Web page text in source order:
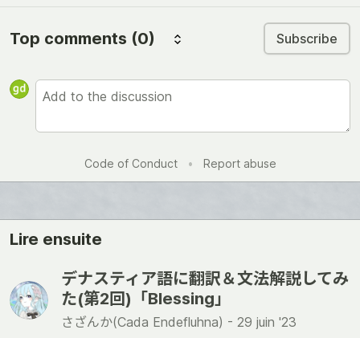
Top comments (0) Subscribe
Code of Conduct • Report abuse
Lire ensuite
デナスティア語に翻訳＆文法解説してみ
た(第2回)「Blessing」
さざんか(Cada Endefluhna) - 29 juin '23